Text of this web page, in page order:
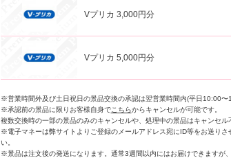
Vプリカ 3,000円分
Vプリカ 5,000円分
※営業時間外及び土日祝日の景品交換の承認は翌営業時間内(平日10:00〜
※承認前の景品に限りお客様自身でこちらからキャンセルが可能です。
複数交換時の一部の景品のみのキャンセルや、処理中の景品はキャンセル
※電子マネーは弊サイトよりご登録のメールアドレス宛にID等をお送り
い。
※景品は注文後の発送になります。通常3週間以内にはお届けできますが